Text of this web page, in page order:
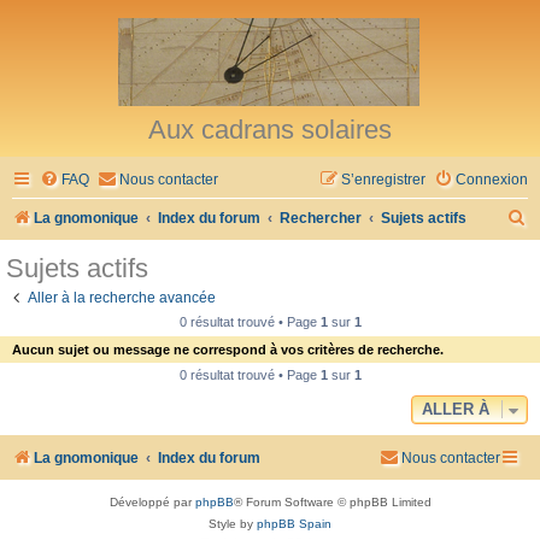
Aux cadrans solaires
FAQ Nous contacter Connexion
S’enregistrer
La gnomonique Index du forum Rechercher Sujets actifs
h
Sujets actifs
Aller à la recherche avancée
0 résultat trouvé • Page 1sur 1
Aucun sujet ou message ne correspond à vos critères de recherche.
0 résultat trouvé • Page 1sur 1
ALLER À
La gnomonique Index du forum Nous contacter
Développé parphpBB® Forum Software © phpBB Limited
Style by phpBB Spain